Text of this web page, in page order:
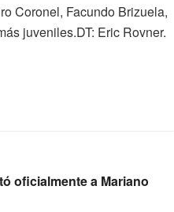
Coronel, Facundo Brizuela,
juveniles.DT: Eric Rovner.
oficialmente a Mariano